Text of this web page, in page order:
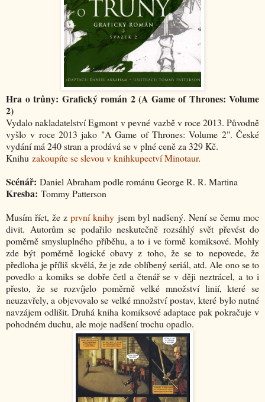
Hra o trůny: Grafický román 2 (A Game of Thrones: Volume
2)
Vydalo nakladatelství Egmont v pevné vazbě v roce 2013. Původně
vyšlo v roce 2013 jako "A Game of Thrones: Volume 2". České
vydání má 240 stran a prodává se v plné ceně za 329 Kč.
Knihu zakoupíte se slevou v knihkupectví Minotaur.
Scénář: Daniel Abraham podle románu George R. R. Martina
Kresba: Tommy Patterson
Musím říct, že zprvní knihy jsem byl nadšený. Není se čemu moc
divit. Autorům se podařilo neskutečně rozsáhlý svět převést do
poměrně smysluplného příběhu, a to i ve formě komiksové. Mohly
zde být poměrně logické obavy z toho, že se to nepovede, že
předloha je příliš skvělá, že je zde oblíbený seriál, atd. Ale ono se to
povedlo a komiks se dobře četl a čtenář se v ději neztrácel, a to i
přesto, že se rozvíjelo poměrně velké množství linií, které se
neuzavřely, a objevovalo se velké množství postav, které bylo nutné
navzájem odlišit. Druhá kniha komiksové adaptace pak pokračuje v
pohodném duchu, ale moje nadšení trochu opadlo.